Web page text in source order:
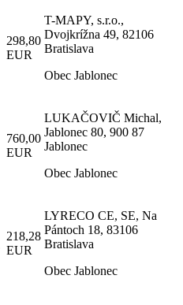
298,80
EUR
T-MAPY, s.r.o.,
Dvojkrížna 49, 82106
Bratislava
Obec Jablonec
760,00
EUR
LUKAČOVIČ Michal,
Jablonec 80, 900 87
Jablonec
Obec Jablonec
218,28
EUR
LYRECO CE, SE, Na
Pántoch 18, 83106
Bratislava
Obec Jablonec